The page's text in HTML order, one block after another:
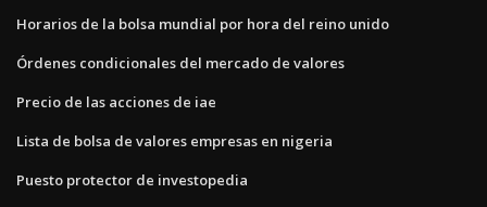
Horarios de la bolsa mundial por hora del reino unido
Órdenes condicionales del mercado de valores
Precio de las acciones de iae
Lista de bolsa de valores empresas en nigeria
Puesto protector de investopedia